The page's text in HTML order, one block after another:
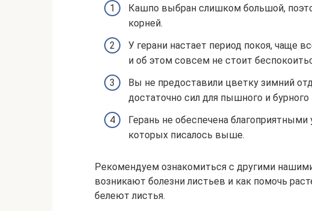
Кашпо выбран слишком большой,
корней.
У герани настает период покоя, чаще
и об этом совсем не стоит
Вы не предоставили цветку зимний
достаточно сил для пышного и бурного
Герань не обеспечена
которых писалось выше.
Рекомендуем ознакомиться с другими
возникают болезни листьев и как помочь
белеют листья.